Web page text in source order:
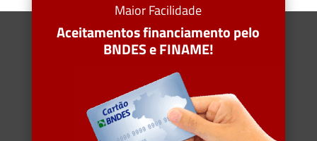
Maior Facilidade
Aceitamentos financiamento pelo
BNDES e FINAME!